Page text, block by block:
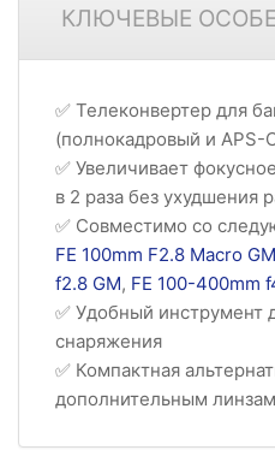
КЛЮЧЕВЫЕ
✅ Телеконвертер для
(полнокадровый и APS-
✅ Увеличивает
в 2 раза без ухудшения
✅ Совместимо со
FE 100mm F2.8 Macro
f2.8 GM, FE 100-400mm
✅ Удобный инструмент
снаряжения
✅ Компактная
дополнительным линзам